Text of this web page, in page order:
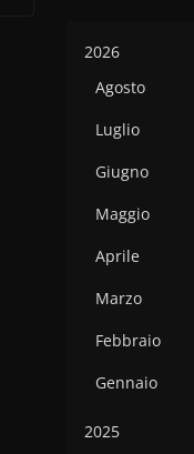
2026
Agosto
Luglio
Giugno
Maggio
Aprile
Marzo
Febbraio
Gennaio
2025